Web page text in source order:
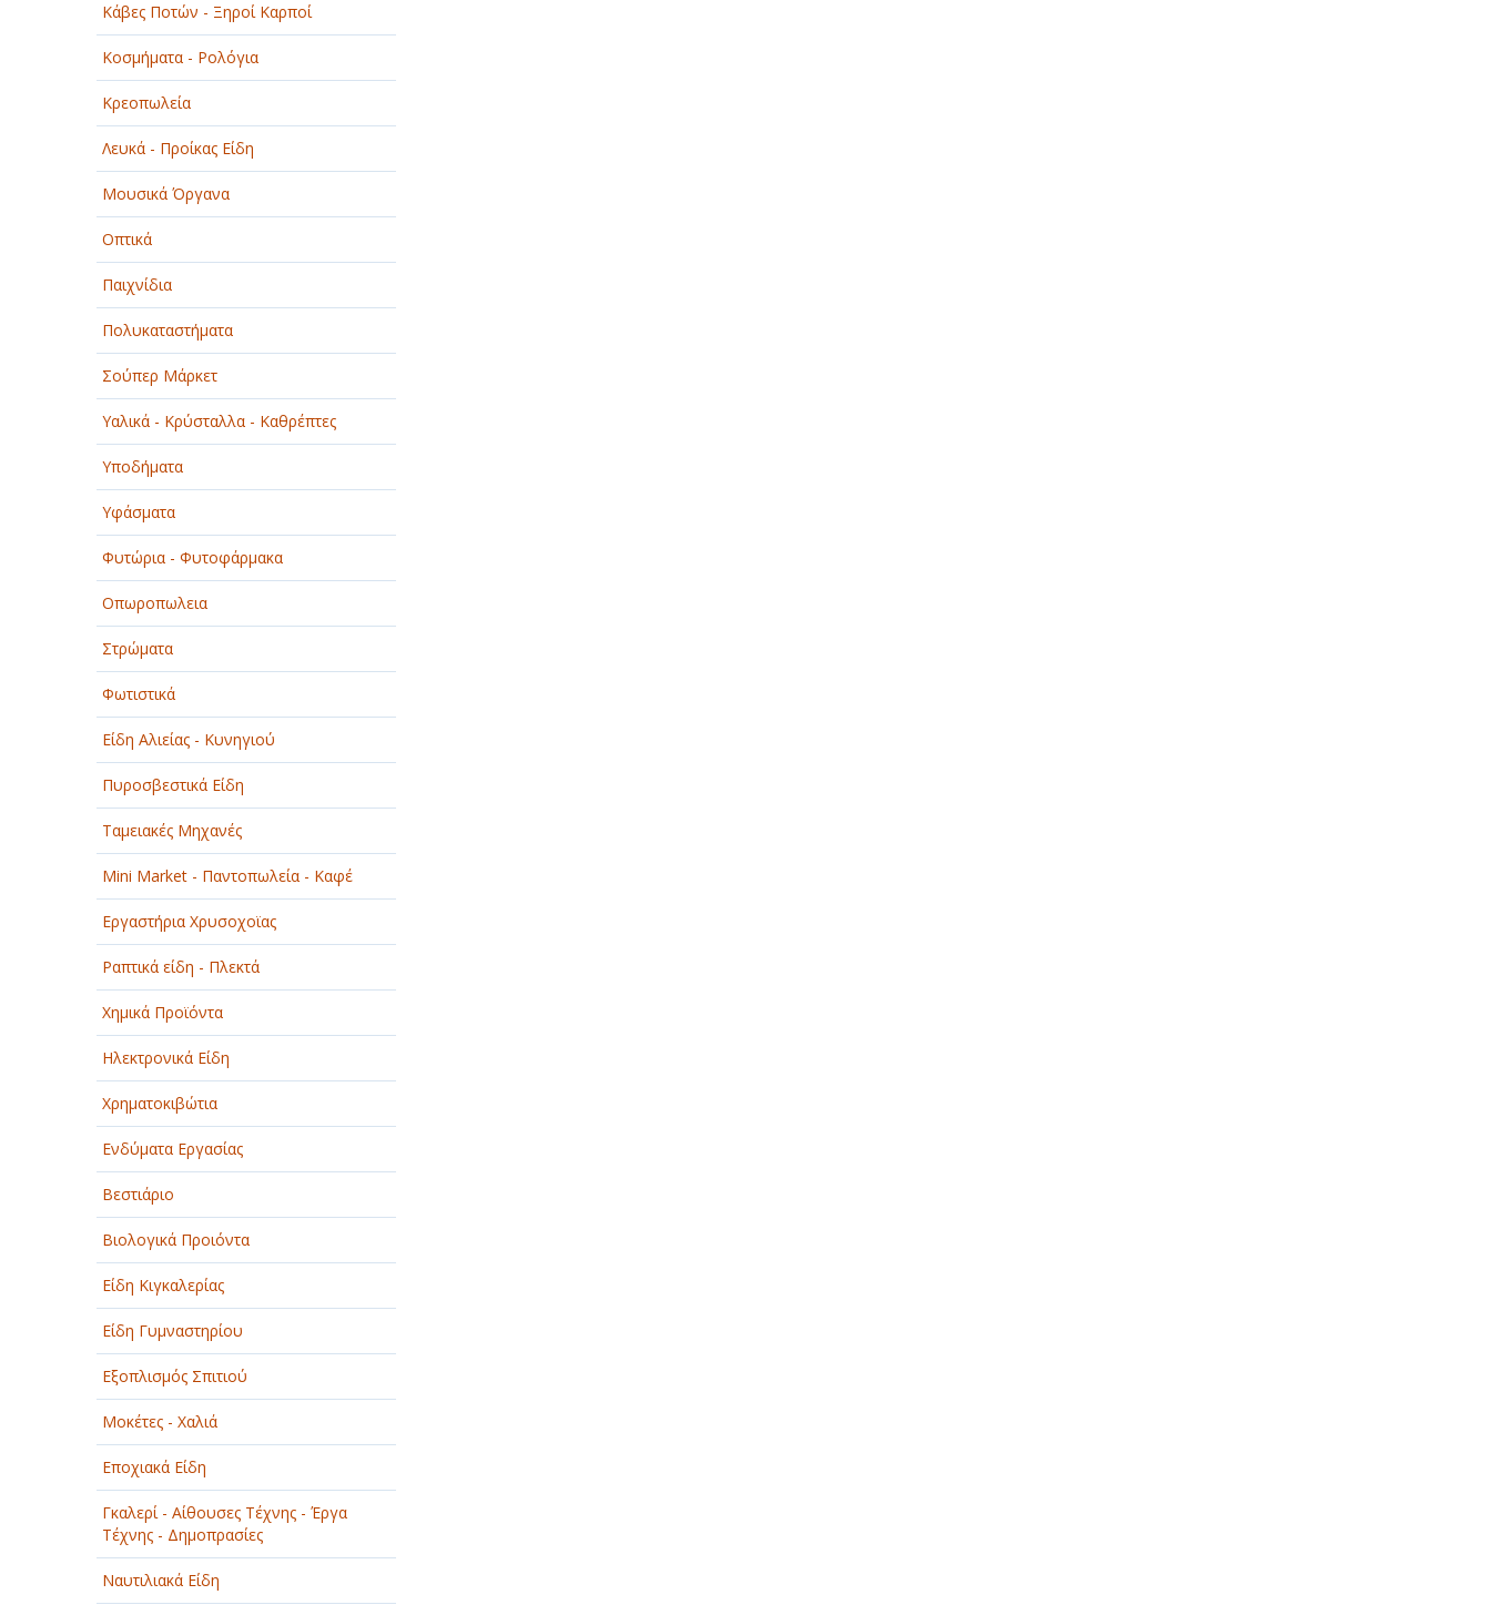
Κάβες Ποτών - Ξηροί Καρποί
Κοσμήματα - Ρολόγια
Κρεοπωλεία
Λευκά - Προίκας Είδη
Μουσικά Όργανα
Οπτικά
Παιχνίδια
Πολυκαταστήματα
Σούπερ Μάρκετ
Υαλικά - Κρύσταλλα - Καθρέπτες
Υποδήματα
Υφάσματα
Φυτώρια - Φυτοφάρμακα
Οπωροπωλεια
Στρώματα
Φωτιστικά
Είδη Αλιείας - Κυνηγιού
Πυροσβεστικά Είδη
Ταμειακές Μηχανές
Mini Market - Παντοπωλεία - Καφέ
Εργαστήρια Χρυσοχοϊας
Ραπτικά είδη - Πλεκτά
Χημικά Προϊόντα
Ηλεκτρονικά Είδη
Χρηματοκιβώτια
Ενδύματα Εργασίας
Βεστιάριο
Βιολογικά Προιόντα
Είδη Κιγκαλερίας
Είδη Γυμναστηρίου
Εξοπλισμός Σπιτιού
Μοκέτες - Χαλιά
Εποχιακά Είδη
Γκαλερί - Αίθουσες Τέχνης - Έργα
Τέχνης - Δημοπρασίες
Ναυτιλιακά Είδη